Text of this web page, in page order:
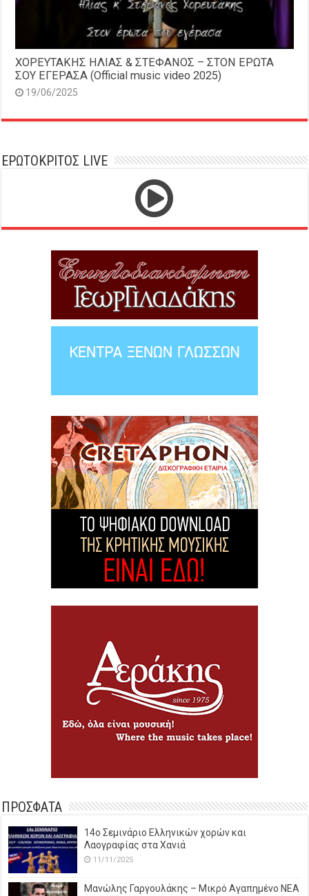
ΧΟΡΕΥΤΑΚΗΣ ΗΛΙΑΣ & ΣΤΕΦΑΝΟΣ – ΣΤΟΝ ΕΡΩΤΑ
ΣΟΥ ΕΓΕΡΑΣΑ (Official music video 2025)
19/06/2025
ΕΡΩΤΟΚΡΙΤΟΣ LIVE
ΠΡΟΣΦΑΤΑ
14o Σεμινάριο Ελληνικών χορών και
Λαογραφίας στα Χανιά
11/11/2025
Μανώλης Γαργουλάκης – Μικρό Αγαπημένο NEΑ